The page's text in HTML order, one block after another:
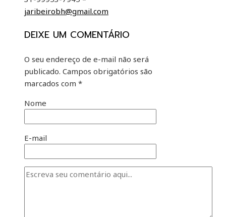
jaribeirobh@gmail.com
DEIXE UM COMENTÁRIO
O seu endereço de e-mail não será
publicado. Campos obrigatórios são
marcados com *
Nome
E-mail